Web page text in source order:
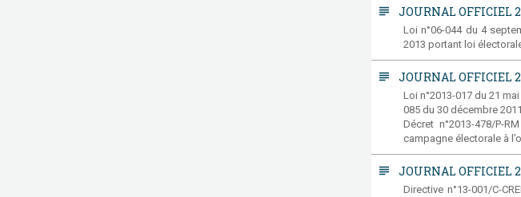
subject JOURNAL OFFICIEL
Loi n°06-044 du 4
2013 portant loi
subject JOURNAL OFFICIEL
Loi n°2013-017 du 21
085 du 30 décembre
Décret n°2013-478/P-
campagne électorale à
subject JOURNAL OFFICIEL
Directive n°13-001/C-